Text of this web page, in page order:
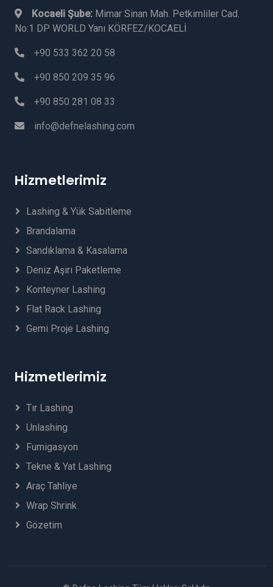
Kocaeli Şube: Mimar Sinan Mah. Petkimliler Cad.
No:1 DP WORLD Yanı KÖRFEZ/KOCAELİ
+90 533 362 20 58
+90 850 209 35 96
+90 850 281 08 33
info@defnelashing.com
Hizmetlerimiz
Lashing & Yük Sabitleme
Brandalama
Sandıklama & Kasalama
Deniz Aşırı Paketleme
Konteyner Lashing
Flat Rack Lashing
Gemi Proje Lashing
Hizmetlerimiz
Tır Lashing
Unlashing
Fumigasyon
Tekne & Yat Lashing
Araç Tahliye
Wrap Shrink
Gözetim